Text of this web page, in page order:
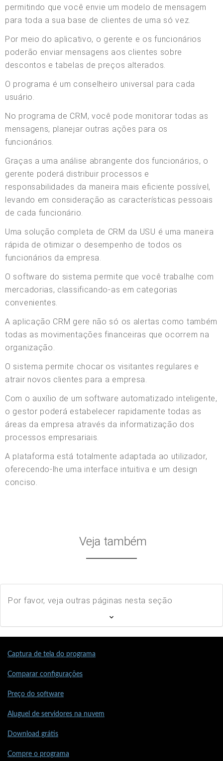
permitindo que você envie um modelo de mensagem
para toda a sua base de clientes de uma só vez.
Por meio do aplicativo, o gerente e os funcionários
poderão enviar mensagens aos clientes sobre
descontos e tabelas de preços alterados.
O programa é um conselheiro universal para cada
usuário.
No programa de CRM, você pode monitorar todas as
mensagens, planejar outras ações para os
funcionários.
Graças a uma análise abrangente dos funcionários, o
gerente poderá distribuir processos e
responsabilidades da maneira mais eficiente possível,
levando em consideração as características pessoais
de cada funcionário.
Uma solução completa de CRM da USU é uma maneira
rápida de otimizar o desempenho de todos os
funcionários da empresa.
O software do sistema permite que você trabalhe com
mercadorias, classificando-as em categorias
convenientes.
A aplicação CRM gere não só os alertas como também
todas as movimentações financeiras que ocorrem na
organização.
O sistema permite chocar os visitantes regulares e
atrair novos clientes para a empresa.
Com o auxílio de um software automatizado inteligente,
o gestor poderá estabelecer rapidamente todas as
áreas da empresa através da informatização dos
processos empresariais.
A plataforma está totalmente adaptada ao utilizador,
oferecendo-lhe uma interface intuitiva e um design
conciso.
Veja também
Por favor, veja outras páginas nesta seção
Captura de tela do programa
Comparar configurações
Preço do software
Aluguel de servidores na nuvem
Download grátis
Compre o programa